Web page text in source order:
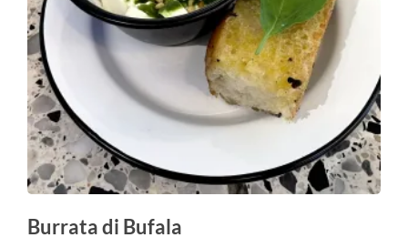
Burrata di Bufala